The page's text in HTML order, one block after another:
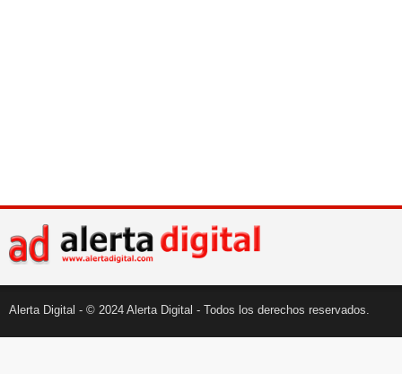
Alerta Digital - © 2024 Alerta Digital - Todos los derechos reservados.